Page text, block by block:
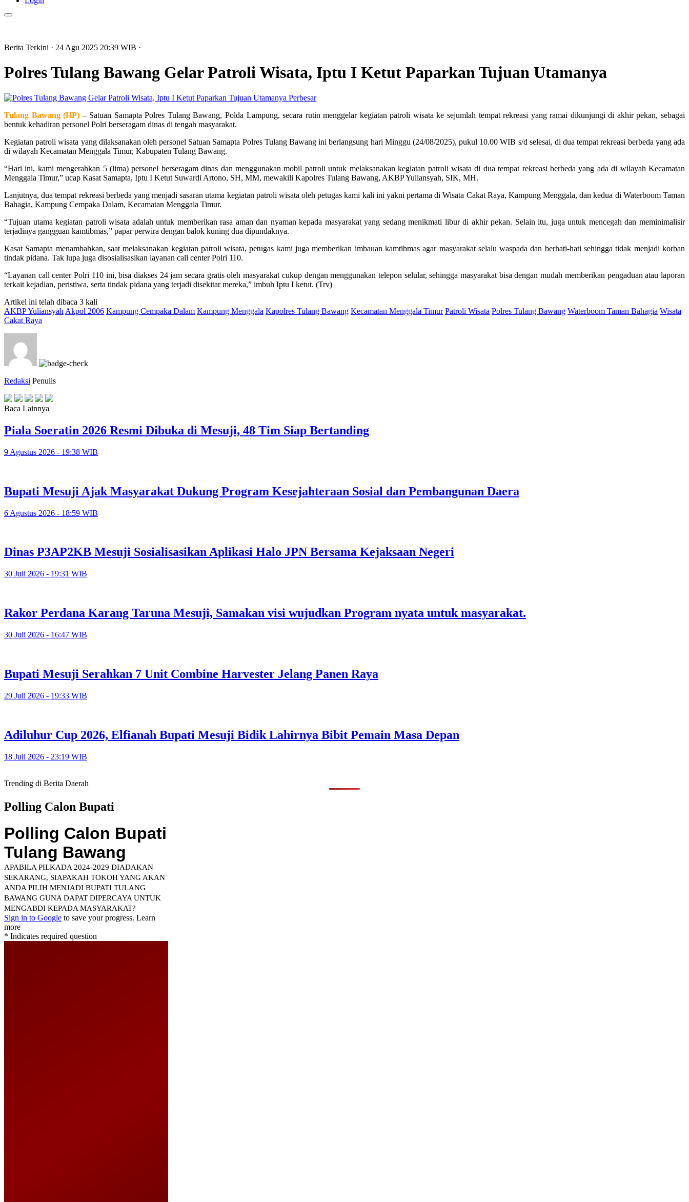
Berita Terkini · 24 Agu 2025 20:39 WIB ·
Polres Tulang Bawang Gelar Patroli Wisata, Iptu I Ketut Paparkan Tujuan Utamanya
Perbesar
Tulang Bawang (HP) – Satuan Samapta Polres Tulang Bawang, Polda Lampung, secara rutin menggelar kegiatan patroli wisata ke sejumlah tempat rekreasi yang ramai dikunjungi di akhir pekan, sebagai
bentuk kehadiran personel Polri berseragam dinas di tengah masyarakat.
Kegiatan patroli wisata yang dilaksanakan oleh personel Satuan Samapta Polres Tulang Bawang ini berlangsung hari Minggu (24/08/2025), pukul 10.00 WIB s/d selesai, di dua tempat rekreasi berbeda yang ada
di wilayah Kecamatan Menggala Timur, Kabupaten Tulang Bawang.
“Hari ini, kami mengerahkan 5 (lima) personel berseragam dinas dan menggunakan mobil patroli untuk melaksanakan kegiatan patroli wisata di dua tempat rekreasi berbeda yang ada di wilayah Kecamatan
Menggala Timur,” ucap Kasat Samapta, Iptu I Ketut Suwardi Artono, SH, MM, mewakili Kapolres Tulang Bawang, AKBP Yuliansyah, SIK, MH.
Lanjutnya, dua tempat rekreasi berbeda yang menjadi sasaran utama kegiatan patroli wisata oleh petugas kami kali ini yakni pertama di Wisata Cakat Raya, Kampung Menggala, dan kedua di Waterboom Taman
Bahagia, Kampung Cempaka Dalam, Kecamatan Menggala Timur.
“Tujuan utama kegiatan patroli wisata adalah untuk memberikan rasa aman dan nyaman kepada masyarakat yang sedang menikmati libur di akhir pekan. Selain itu, juga untuk mencegah dan meminimalisir
terjadinya gangguan kamtibmas,” papar perwira dengan balok kuning dua dipundaknya.
Kasat Samapta menambahkan, saat melaksanakan kegiatan patroli wisata, petugas kami juga memberikan imbauan kamtibmas agar masyarakat selalu waspada dan berhati-hati sehingga tidak menjadi korban
tindak pidana. Tak lupa juga disosialisasikan layanan call center Polri 110.
“Layanan call center Polri 110 ini, bisa diakses 24 jam secara gratis oleh masyarakat cukup dengan menggunakan telepon selular, sehingga masyarakat bisa dengan mudah memberikan pengaduan atau laporan
terkait kejadian, peristiwa, serta tindak pidana yang terjadi disekitar mereka,” imbuh Iptu I ketut. (Trv)
Artikel ini telah dibaca 3 kali
AKBP Yuliansyah Akpol 2006 Kampung Cempaka Dalam Kampung Menggala Kapolres Tulang Bawang Kecamatan Menggala Timur Patroli Wisata Polres Tulang Bawang Waterboom Taman Bahagia Wisata
Cakat Raya
Redaksi Penulis
Baca Lainnya
Piala Soeratin 2026 Resmi Dibuka di Mesuji, 48 Tim Siap Bertanding
9 Agustus 2026 - 19:38 WIB
Bupati Mesuji Ajak Masyarakat Dukung Program Kesejahteraan Sosial dan Pembangunan Daera
6 Agustus 2026 - 18:59 WIB
Dinas P3AP2KB Mesuji Sosialisasikan Aplikasi Halo JPN Bersama Kejaksaan Negeri
30 Juli 2026 - 19:31 WIB
Rakor Perdana Karang Taruna Mesuji, Samakan visi wujudkan Program nyata untuk masyarakat.
30 Juli 2026 - 16:47 WIB
Bupati Mesuji Serahkan 7 Unit Combine Harvester Jelang Panen Raya
29 Juli 2026 - 19:33 WIB
Adiluhur Cup 2026, Elfianah Bupati Mesuji Bidik Lahirnya Bibit Pemain Masa Depan
18 Juli 2026 - 23:19 WIB
Trending di Berita Daerah
Polling Calon Bupati